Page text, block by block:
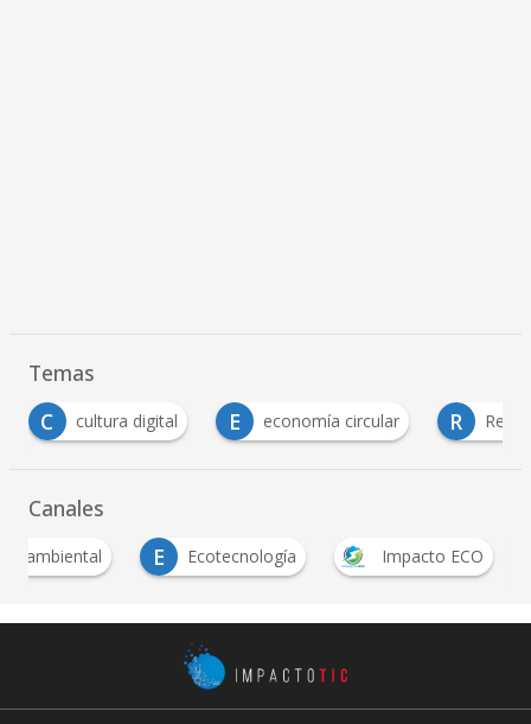
Temas
E
economía circular R Responsabilidad social
Canales
ambiental E Ecotecnología Impacto ECO